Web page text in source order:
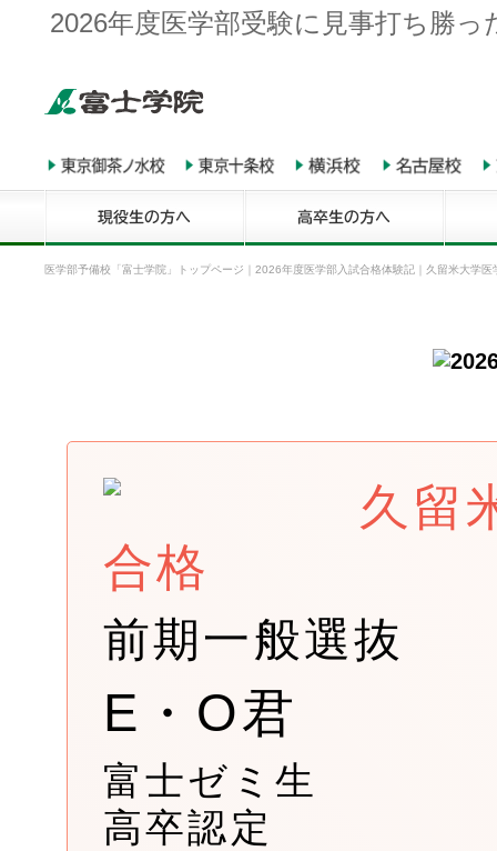
2026年度医学部受験に見事打ち勝
医学部予備校「富士学院」トップページ 2026年度医学部入試合格体験記 久留米大学医
久留
合格
前期一般選抜
E・O君
富士ゼミ生
高卒認定